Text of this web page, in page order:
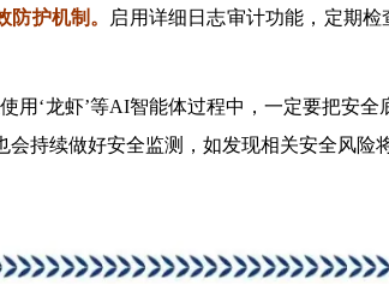
护机制。
启用详细日志审计功能，定期
‘龙虾’等AI智能体过程中，一定要把安全
会持续做好安全监测，如发现相关安全风险